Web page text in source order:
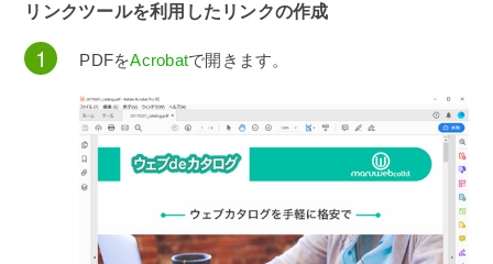
リンクツールを利用したリンクの作成
PDFをAcrobatで開きます。